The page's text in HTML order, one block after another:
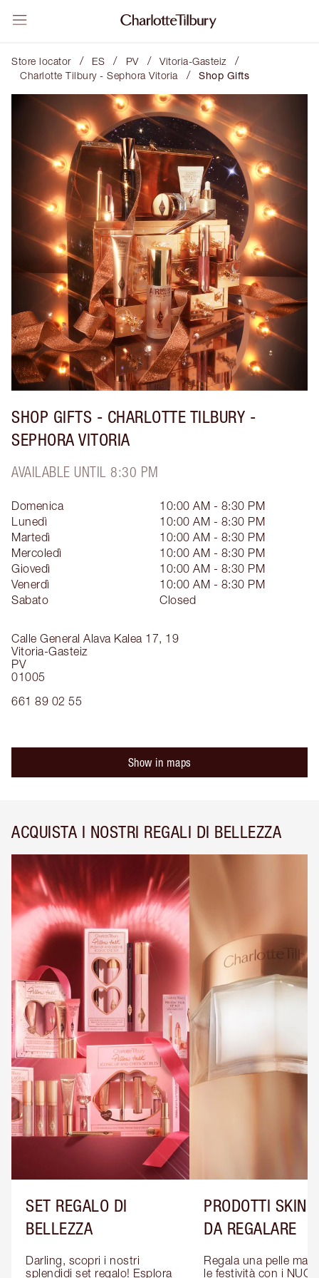
Store locator / ES / PV / Vitoria-Gasteiz /
Charlotte Tilbury - Sephora Vitoria / Shop Gifts
SHOP GIFTS - CHARLOTTE TILBURY -
SEPHORA VITORIA
AVAILABLE UNTIL 8:30 PM
Calle General Alava Kalea 17, 19
Vitoria-Gasteiz
PV
01005
661 89 02 55
Domenica
10:00 AM - 8:30 PM
Lunedì
10:00 AM - 8:30 PM
Martedì
10:00 AM - 8:30 PM
Mercoledì
10:00 AM - 8:30 PM
Giovedì
10:00 AM - 8:30 PM
Venerdì
10:00 AM - 8:30 PM
Sabato
Closed
Show in maps
ACQUISTA I NOSTRI REGALI DI BELLEZZA
SET REGALO DI
BELLEZZA
Darling, scopri i nostri
splendidi set regalo! Esplora
PRODOTTI
DA REGALARE
Regala una pelle
le festività con i